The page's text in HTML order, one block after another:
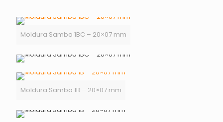
Moldura Samba 1BC – 20×07 mm
Moldura Samba 1B – 20×07 mm